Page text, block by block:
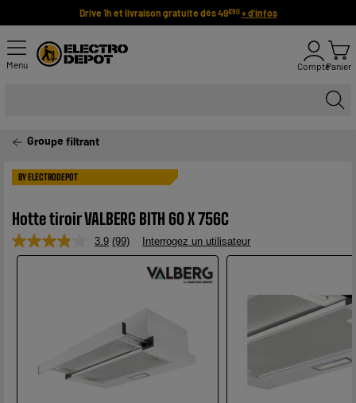
Drive 1h et livraison gratuite dès 49€90 + d'infos
Menu ComptePanier
Groupe filtrant
BY ELECTRODEPOT
Hotte tiroir VALBERG BITH 60 X 756C
3.9 Lire
99
même
page.
(99) Interrogez un utilisateur